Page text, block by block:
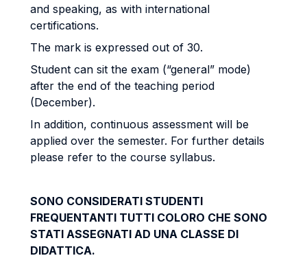
and speaking, as with international
certifications.
The mark is expressed out of 30.
Student can sit the exam (“general” mode)
after the end of the teaching period
(December).
In addition, continuous assessment will be
applied over the semester. For further details
please refer to the course syllabus.
SONO CONSIDERATI STUDENTI
FREQUENTANTI TUTTI COLORO CHE SONO
STATI ASSEGNATI AD UNA CLASSE DI
DIDATTICA.